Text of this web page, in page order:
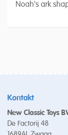
Noah's ark
Kontakt
New Classic Toys
De Factorij 48